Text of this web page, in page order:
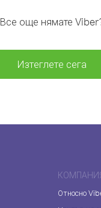
Все още нямате
Изтеглете сега
Относно